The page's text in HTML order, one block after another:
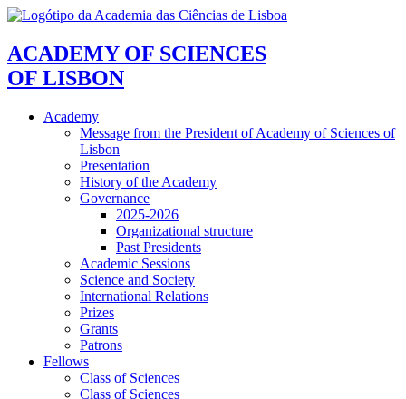
ACADEMY OF SCIENCES
OF LISBON
Academy
Message from the President of Academy of Sciences of
Lisbon
Presentation
History of the Academy
Governance
2025-2026
Organizational structure
Past Presidents
Academic Sessions
Science and Society
International Relations
Prizes
Grants
Patrons
Fellows
Class of Sciences
Class of Sciences